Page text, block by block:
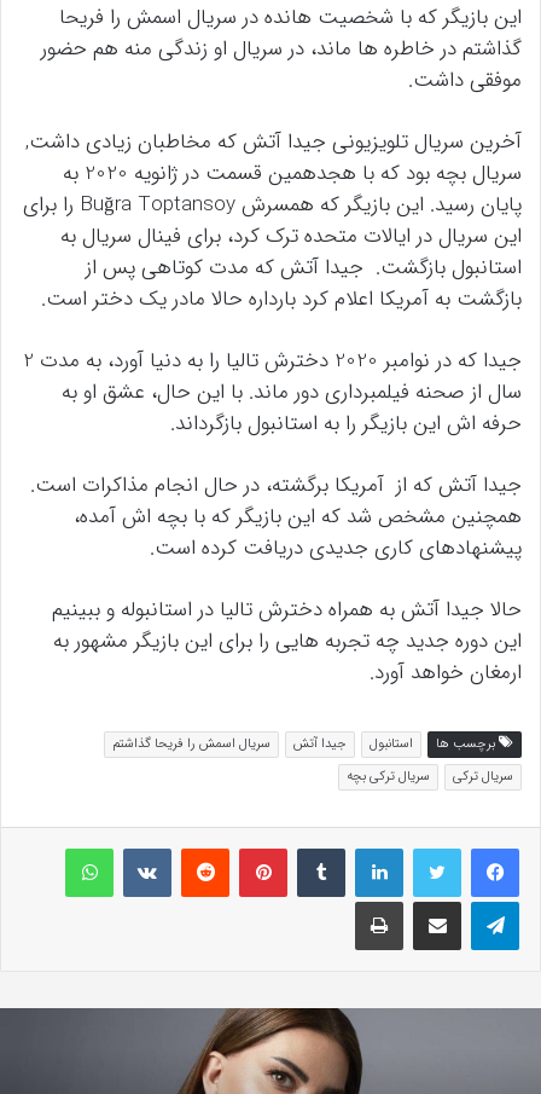
این بازیگر که با شخصیت هانده در سریال اسمش را فریحا
گذاشتم در خاطره ها ماند، در سریال او زندگی منه هم حضور
موفقی داشت.
آخرین سریال تلویزیونی جیدا آتش که مخاطبان زیادی داشت,
سریال بچه بود که با هجدهمین قسمت در ژانویه 2020 به
پایان رسید. این بازیگر که همسرش Buğra Toptansoy را برای
این سریال در ایالات متحده ترک کرد، برای فینال سریال به
استانبول بازگشت. جیدا آتش که مدت کوتاهی پس از
بازگشت به آمریکا اعلام کرد بارداره حالا مادر یک دختر است.
جیدا که در نوامبر 2020 دخترش تالیا را به دنیا آورد، به مدت 2
سال از صحنه فیلمبرداری دور ماند. با این حال، عشق او به
حرفه اش این بازیگر را به استانبول بازگرداند.
جیدا آتش که از آمریکا برگشته، در حال انجام مذاکرات است.
همچنین مشخص شد که این بازیگر که با بچه اش آمده،
پیشنهادهای کاری جدیدی دریافت کرده است.
حالا جیدا آتش به همراه دخترش تالیا در استانبوله و ببینیم
این دوره جدید چه تجربه هایی را برای این بازیگر مشهور به
ارمغان خواهد آورد.
برچسب ها استانبول جیدا آتش
سریال اسمش را فریحا گذاشتم
سریال ترکی
سریال ترکی بچه
لینکداینتامبلر پینتریستReddit
VKontakteواتس آپ
تلگرام اشتراک گذاری با ایمیل چاپ